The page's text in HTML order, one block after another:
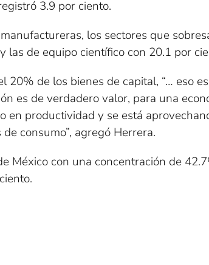
3.9 por ciento.
los sectores que
de equipo científico con 20.1 por
20% de los bienes de capital, “… eso
es de verdadero valor, para una
en productividad y se está
consumo”, agregó Herrera.
México con una concentración de